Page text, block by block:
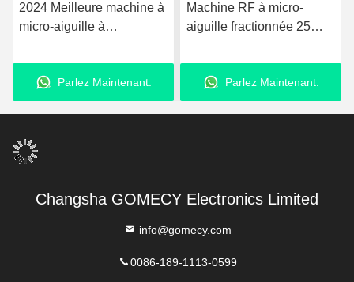
2024 Meilleure machine à
micro-aiguille à
Skinpen RF Fractionnelle
Machine à micro-aiguille
anti-âge usine de Chine
Parlez Maintenant.
Machine RF à micro-
aiguille fractionnée 25
pour le traitement de l'
élimination des rides
Parlez Maintenant.
Changsha GOMECY Electronics Limited
info@gomecy.com
0086-189-1113-0599